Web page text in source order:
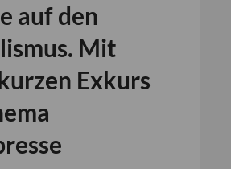
auf den
Mit
Exkurs